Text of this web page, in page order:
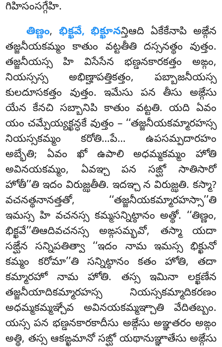
గిహిసంసగ్గేహి.
తిణ్ణం, భిక్ఖవే, భిక్ఖూనన్తిఆది ఏకేకేనాపి అఙ్గేన
తజ్జనీయకమ్మం కాతుం వట్టతీతి దస్సనత్థం వుత్తం.
తజ్జనీయస్స హి విసేసేన భణ్డనకారకత్తం అఙ్గం,
నియస్సస్స అభిణ్హాపత్తికత్తం, పబ్బాజనీయస్స
కులదూసకత్తం వుత్తం. ఇమేసు పన తీసు అఙ్గేసు
యేన కేనచి సబ్బానిపి కాతుం వట్టతి. యది ఏవం
యం చమ్పేయ్యక్ఖన్ధకే వుత్తం – ‘‘తజ్జనీయకమ్మారహస్స
నియస్సకమ్మం కరోతి…పే… ఉపసమ్పదారహం
అబ్భేతి; ఏవం ఖో ఉపాలి అధమ్మకమ్మం హోతి
అవినయకమ్మం, ఏవఞ్చ పన సఙ్ఘో సాతిసారో
హోతీ’’తి ఇదం విరుజ్ఝతీతి. ఇదఞ్చ న విరుజ్ఝతి. కస్మా?
వచనత్థనానత్తతో, ‘‘తజ్జనీయకమ్మారహస్సా’’తి
ఇమస్స హి వచనస్స కమ్మసన్నిట్ఠానం అత్థో. ‘‘తిణ్ణం,
భిక్ఖవే’’తిఆదివచనస్స అఙ్గసమ్భవో, తస్మా యదా
సఙ్ఘేన సన్నిపతిత్వా ‘‘ఇదం నామ ఇమస్స భిక్ఖునో
కమ్మం కరోమా’’తి సన్నిట్ఠానం కతం హోతి, తదా
కమ్మారహో నామ హోతి. తస్స ఇమినా లక్ఖణేన
తజ్జనీయాదికమ్మారహస్స నియస్సకమ్మాదికరణం
అధమ్మకమ్మఞ్చేవ అవినయకమ్మఞ్చాతి వేదితబ్బం.
యస్స పన భణ్డనకారకాదీసు అఙ్గేసు అఞ్ఞతరం అఙ్గం
అత్థి, తస్స ఆకఙ్ఖమానో సఙ్ఘో యథానుఞ్ఞాతేసు అఙ్గేసు